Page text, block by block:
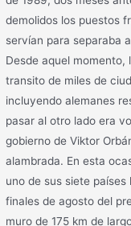
demolidos los puestos
servían para separaba
Desde aquel
transito de miles de
incluyendo alemanes
pasar al otro lado era
gobierno de Viktor
alambrada. En esta
uno de sus siete
finales de agosto del
muro de 175 km de